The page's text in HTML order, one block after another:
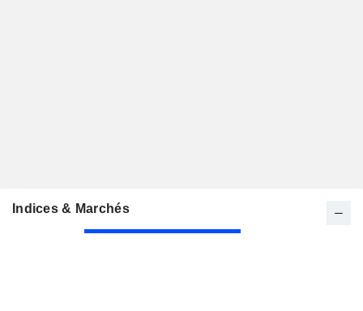
Indices & Marchés